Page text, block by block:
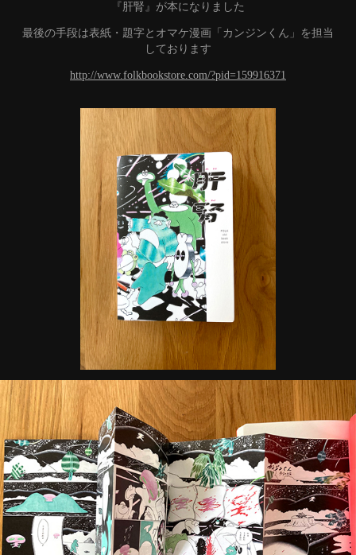
『肝腎』が本になりました
最後の手段は表紙・題字とオマケ漫画「カンジンくん」を担当
しております
http://www.folkbookstore.com/?pid=159916371